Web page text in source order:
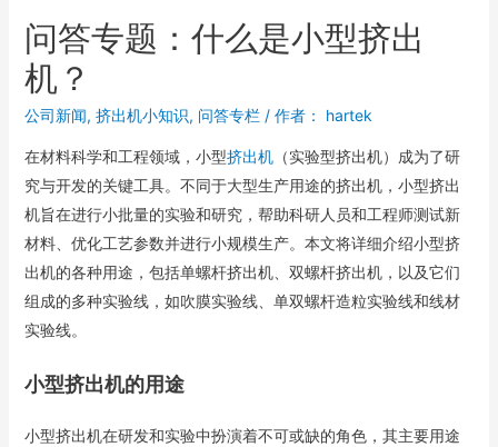
问答专题：什么是小型挤出
机？
公司新闻, 挤出机小知识, 问答专栏/ 作者： hartek
在材料科学和工程领域，小型挤出机（实验型挤出机）成为了研
究与开发的关键工具。不同于大型生产用途的挤出机，小型挤出
机旨在进行小批量的实验和研究，帮助科研人员和工程师测试新
材料、优化工艺参数并进行小规模生产。本文将详细介绍小型挤
出机的各种用途，包括单螺杆挤出机、双螺杆挤出机，以及它们
组成的多种实验线，如吹膜实验线、单双螺杆造粒实验线和线材
实验线。
小型挤出机的用途
小型挤出机在研发和实验中扮演着不可或缺的角色，其主要用途